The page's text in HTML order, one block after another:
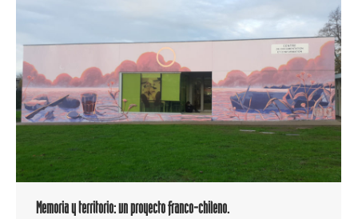
Memoria y territorio: un proyecto franco-chileno.